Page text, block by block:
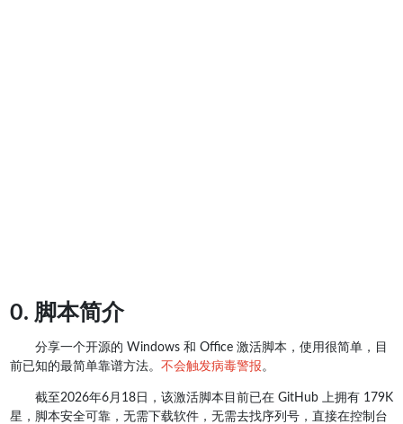
0. 脚本简介
分享一个开源的 Windows 和 Office 激活脚本，使用很简单，目
前已知的最简单靠谱方法。 不会触发病毒警报 。
截至2026年6月18日，该激活脚本目前已在 GitHub 上拥有 179K
星，脚本安全可靠，无需下载软件，无需去找序列号，直接在控制台